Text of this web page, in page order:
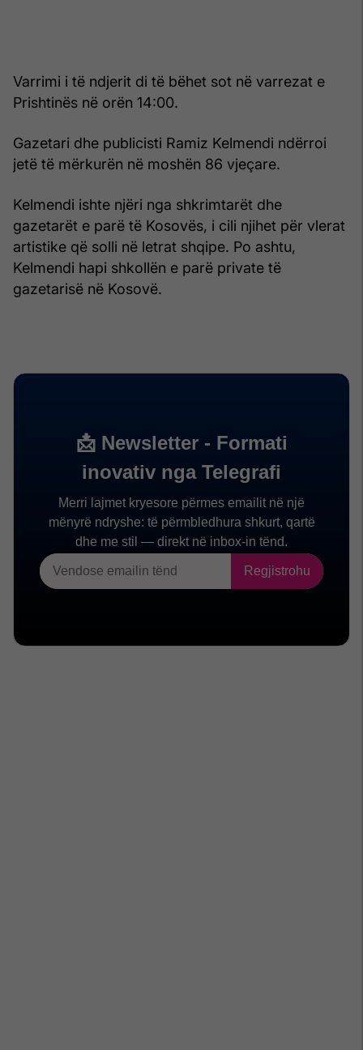
Varrimi i të ndjerit di të bëhet sot në varrezat e
Prishtinës në orën 14:00.
Gazetari dhe publicisti Ramiz Kelmendi ndërroi
jetë të mërkurën në moshën 86 vjeçare.
Kelmendi ishte njëri nga shkrimtarët dhe
gazetarët e parë të Kosovës, i cili njihet për vlerat
artistike që solli në letrat shqipe. Po ashtu,
Kelmendi hapi shkollën e parë private të
gazetarisë në Kosovë.